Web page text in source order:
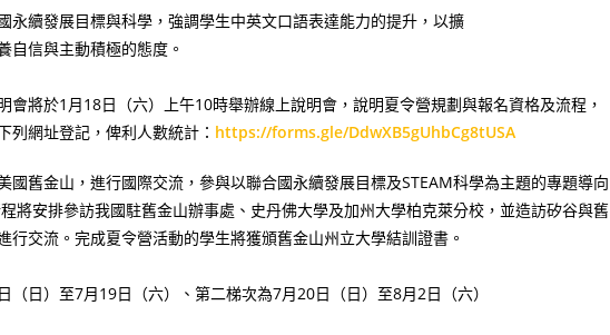
永續發展目標與科學，強調學生中英文口語表達能力的提升，以擴
自信與主動積極的態度。
將於1月18日（六）上午10時舉辦線上說明會，說明夏令營規劃與報名資格及流程，
列網址登記，俾利人數統計： https://forms.gle/DdwXB5gUhbCg8tUSA
舊金山，進行國際交流，參與以聯合國永續發展目標及STEAM科學為主題的專題導向
將安排參訪我國駐舊金山辦事處、史丹佛大學及加州大學柏克萊分校，並造訪矽谷與舊
交流。完成夏令營活動的學生將獲頒舊金山州立大學結訓證書。
日）至7月19日（六）、第二梯次為7月20日（日）至8月2日（六）